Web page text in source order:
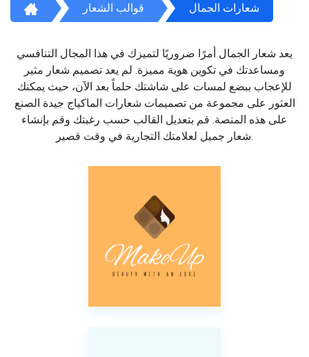
قوالب الشعار شعارات الجمال
يعد شعار الجمال أمرًا ضروريًا لتميزك في هذا المجال التنافسي
ومساعدتك في تكوين هوية مميزة. لم يعد تصميم شعار مثير
للإعجاب ببضع لمسات على شاشتك حلماً بعد الآن، حيث يمكنك
العثور على مجموعة من تصميمات شعارات الماكياج جيدة الصنع
على هذه المنصة. قم بتعديل القالب حسب رغبتك وقم بإنشاء
شعار جميل لعلامتك التجارية في وقت قصير.